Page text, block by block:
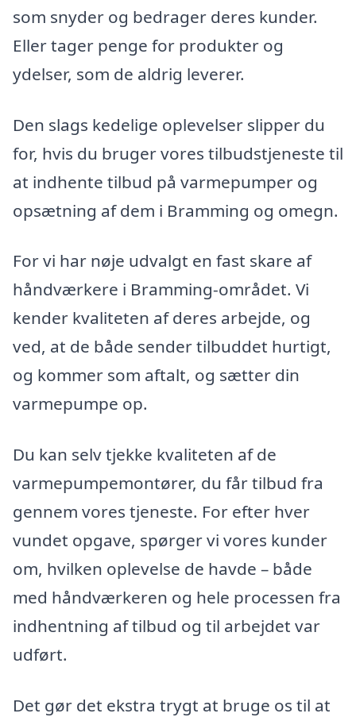
som snyder og bedrager deres kunder.
Eller tager penge for produkter og
ydelser, som de aldrig leverer.
Den slags kedelige oplevelser slipper du
for, hvis du bruger vores tilbudstjeneste til
at indhente tilbud på varmepumper og
opsætning af dem i Bramming og omegn.
For vi har nøje udvalgt en fast skare af
håndværkere i Bramming-området. Vi
kender kvaliteten af deres arbejde, og
ved, at de både sender tilbuddet hurtigt,
og kommer som aftalt, og sætter din
varmepumpe op.
Du kan selv tjekke kvaliteten af de
varmepumpemontører, du får tilbud fra
gennem vores tjeneste. For efter hver
vundet opgave, spørger vi vores kunder
om, hvilken oplevelse de havde – både
med håndværkeren og hele processen fra
indhentning af tilbud og til arbejdet var
udført.
Det gør det ekstra trygt at bruge os til at